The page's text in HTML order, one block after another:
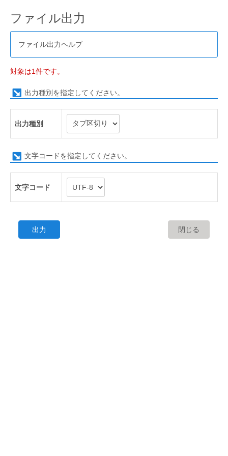
ファイル出力
ファイル出力ヘルプ
対象は1件です。
出力種別を指定してください。
出力種別
文字コードを指定してください。
文字コード